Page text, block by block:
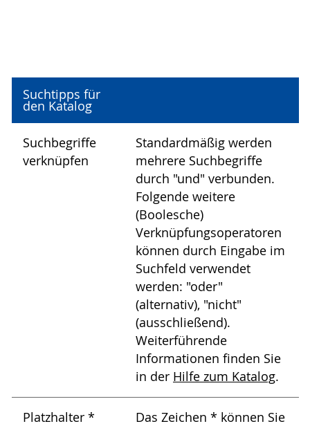
Suchtipps für
den Katalog
Suchbegriffe
verknüpfen
Standardmäßig werden
mehrere Suchbegriffe
durch "und" verbunden.
Folgende weitere
(Boolesche)
Verknüpfungsoperatoren
können durch Eingabe im
Suchfeld verwendet
werden: "oder"
(alternativ), "nicht"
(ausschließend).
Weiterführende
Informationen finden Sie
in der Hilfe zum Katalog.
Platzhalter *
Das Zeichen * können Sie